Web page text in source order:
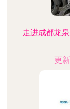
走进成都龙
更